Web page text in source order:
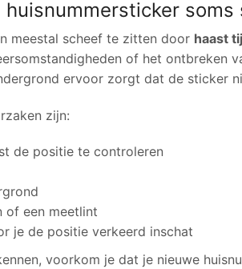
soms
meestal scheef te zitten door haast
of het ontbreken
ervoor zorgt dat de sticker
zijn:
de positie te controleren
of een meetlint
je de positie verkeerd inschat
voorkom je dat je nieuwe